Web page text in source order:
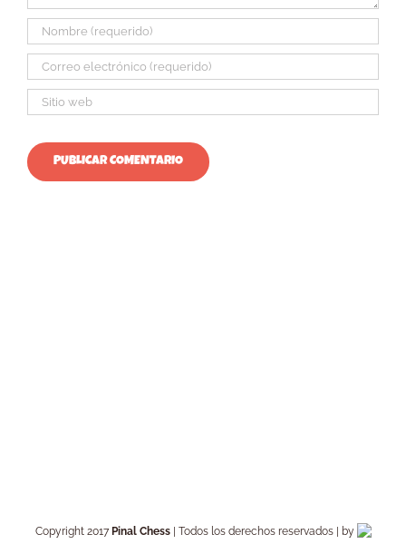
Copyright 2017 Pinal Chess| Todos los derechos reservados | by